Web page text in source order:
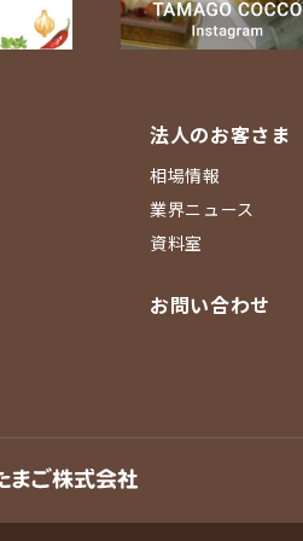
法人のお客さま
相場情報
業界ニュース
資料室
お問い合わせ